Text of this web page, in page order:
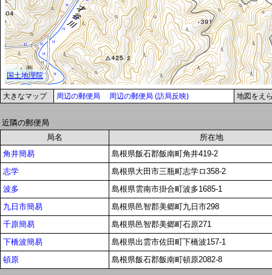
大きなマップ 周辺の郵便局 周辺の郵便局 (訪局反映) 地図をえ
近隣の郵便局
局名
所在地
角井簡易
島根県飯石郡飯南町角井419-2
志学
島根県大田市三瓶町志学ロ358-2
波多
島根県雲南市掛合町波多1685-1
九日市簡易
島根県邑智郡美郷町九日市298
千原簡易
島根県邑智郡美郷町石原271
下橋波簡易
島根県出雲市佐田町下橋波157-1
頓原
島根県飯石郡飯南町頓原2082-8